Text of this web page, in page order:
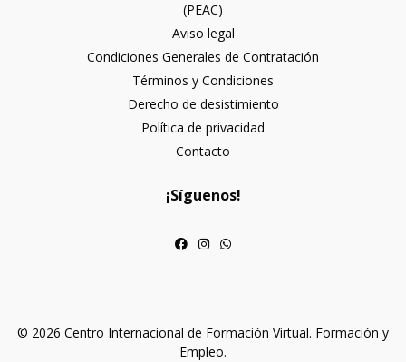
(PEAC)
Aviso legal
Condiciones Generales de Contratación
Términos y Condiciones
Derecho de desistimiento
Política de privacidad
Contacto
¡Síguenos!
© 2026 Centro Internacional de Formación Virtual. Formación y
Empleo.